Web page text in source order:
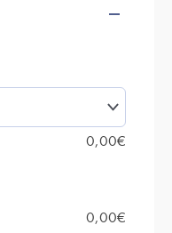
0,00€
0,00€